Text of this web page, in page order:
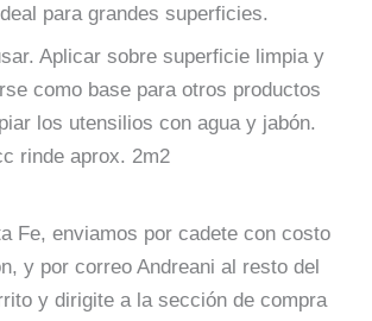
para grandes superficies.
Aplicar sobre superficie limpia y
como base para otros productos
los utensilios con agua y jabón.
rinde aprox. 2m2
Fe, enviamos por cadete con costo
y por correo Andreani al resto del
y dirigite a la sección de compra